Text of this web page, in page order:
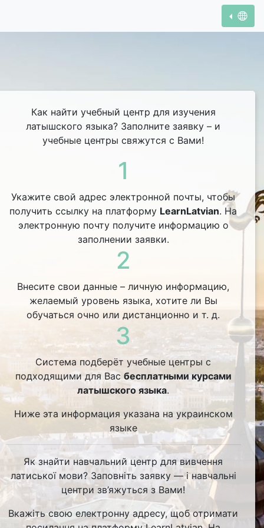
Как найти учебный центр для изучения
латышского языка? Заполните заявку – и
учебные центры свяжутся с Вами!
1
Укажите свой адрес электронной почты, чтобы
получить ссылку на платформу LearnLatvian. На
электронную почту получите информацию о
заполнении заявки.
2
Внесите свои данные – личную информацию,
желаемый уровень языка, хотите ли Вы
обучаться очно или дистанционно и т. д.
3
Система подберёт учебные центры с
подходящими для Вас бесплатными курсами
латышского языка.
Ниже эта информация указана на украинском
языке
Як знайти навчальний центр для вивчення
латиської мови? Заповніть заявку — і навчальні
центри зв’яжуться з Вами!
Вкажіть свою електронну адресу, щоб отримати